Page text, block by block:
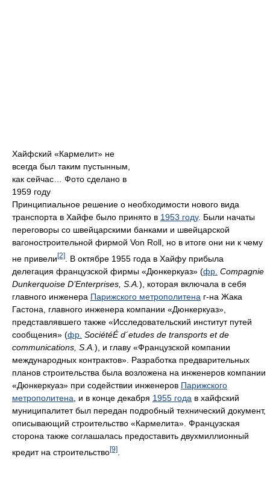
Хайфский «Кармелит» не
всегда был таким пустынным,
как сейчас… Фото сделано в
1959 году
Принципиальное решение о необходимости нового вида
транспорта в Хайфе было принято в 1953 году. Были начаты
переговоры со швейцарскими банками и швейцарской
вагоностроительной фирмой Von Roll, но в итоге они ни к чему
не привели [2]
. В октябре 1955 года в Хайфу прибыла
делегация французской фирмы «Дюнкеркуаз» (фр. Compagnie
Dunkerquoise D’Enterprises, S.A. ), которая включала в себя
главного инженера Парижского метрополитена г-на Жака
Гастона, главного инженера компании «Дюнкеркуаз»,
представлявшего также «Исследовательский институт путей
сообщения» (фр. SociétéÉ d´etudes de transports et de
communications, S.A. ), и главу «Французской компании
международных контрактов». Разработка предварительных
планов строительства была возложена на инженеров компании
«Дюнкеркуаз» при содействии инженеров Парижского
метрополитена , и в конце декабря 1955 года в хайфский
муниципалитет был передан подробный технический документ,
описывающий строительство «Кармелита». Французская
сторона также соглашалась предоставить двухмиллионный
кредит на строительство[9]